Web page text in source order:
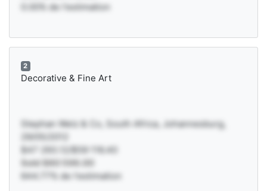
0.00% de l'estimation
2
Decorative & Fine Art
Stephan Welz & Co, South Africa, Johannesburg,
29/05/2012
$47 293.12/$59 116.40
Sold $80 596.00
644.77% de l'estimation